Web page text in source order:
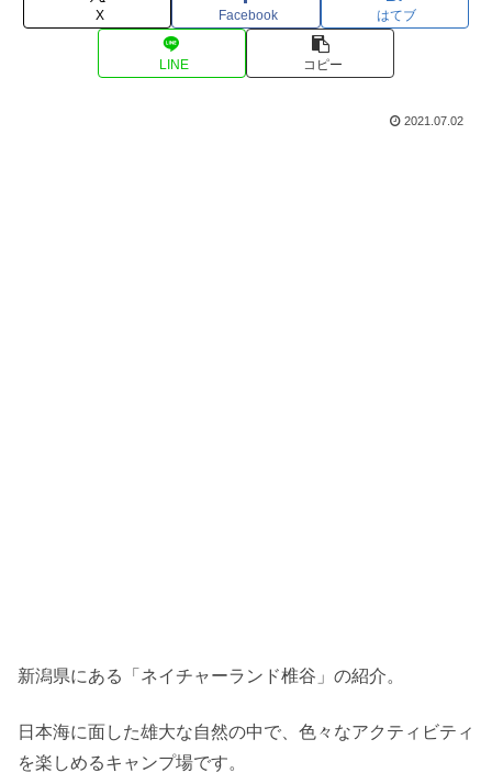
X Facebook はてブ
LINE コピー
2021.07.02
新潟県にある「ネイチャーランド椎谷」の紹介。
日本海に面した雄大な自然の中で、色々なアクティビティ
を楽しめるキャンプ場です。